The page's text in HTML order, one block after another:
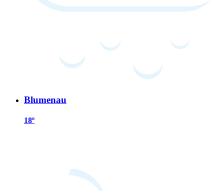
Blumenau
18º